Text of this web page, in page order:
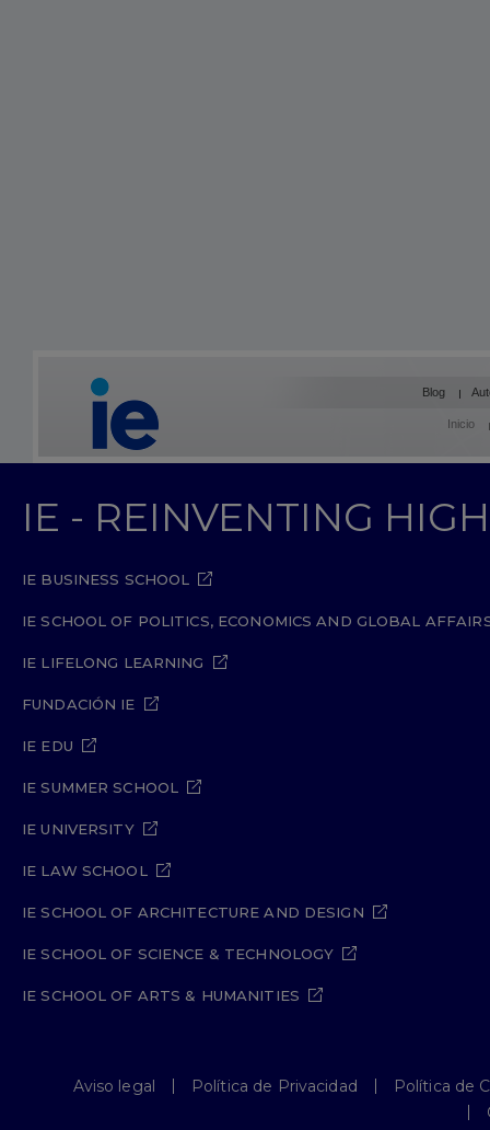
Blog
Inicio
IE - REINVENTING
IE BUSINESS SCHOOL
IE SCHOOL OF POLITICS, ECONOMICS AND GLOBAL
IE LIFELONG LEARNING
FUNDACIÓN IE
IE EDU
IE SUMMER SCHOOL
IE UNIVERSITY
IE LAW SCHOOL
IE SCHOOL OF ARCHITECTURE AND DESIGN
IE SCHOOL OF SCIENCE & TECHNOLOGY
IE SCHOOL OF ARTS & HUMANITIES
Aviso legal Política de Privacidad
Política de